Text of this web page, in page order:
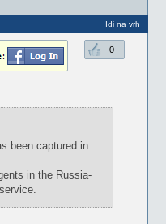
Idi na vrh
0
been captured in
in the Russia-